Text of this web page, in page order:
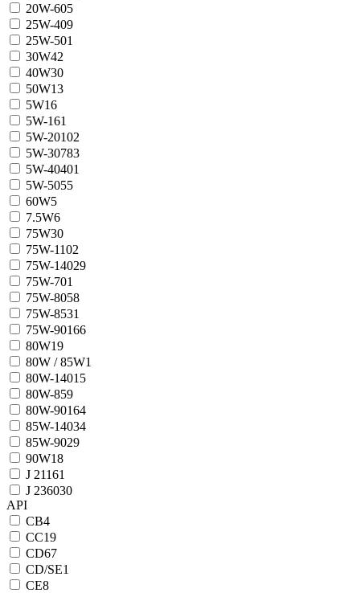
20W-605
25W-409
25W-501
30W42
40W30
50W13
5W16
5W-161
5W-20102
5W-30783
5W-40401
5W-5055
60W5
7.5W6
75W30
75W-1102
75W-14029
75W-701
75W-8058
75W-8531
75W-90166
80W19
80W / 85W1
80W-14015
80W-859
80W-90164
85W-14034
85W-9029
90W18
J 21161
J 236030
API
CB4
CC19
CD67
CD/SE1
CE8